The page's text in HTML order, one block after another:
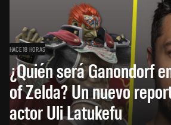
HACE 18 HORAS
¿Quién será Ganondorf
of Zelda? Un nuevo
actor Uli Latukefu